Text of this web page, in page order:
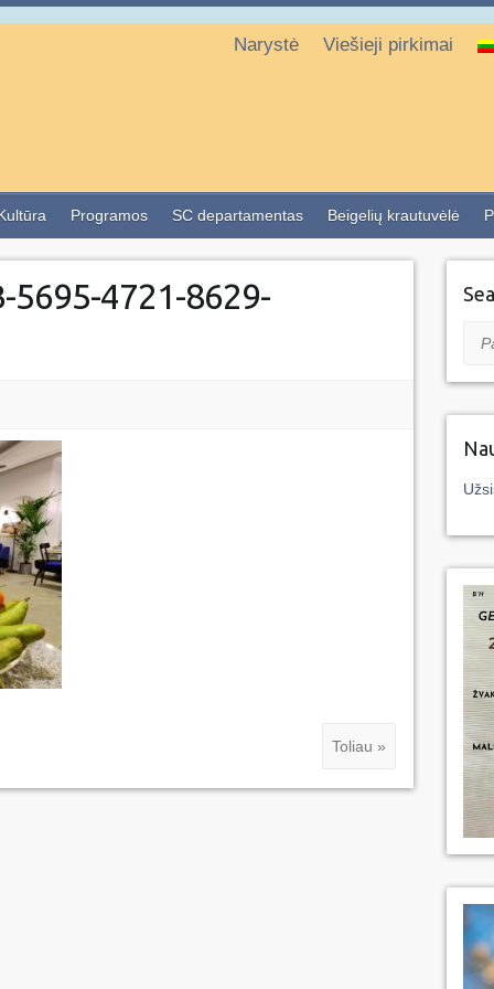
Narystė Viešieji pirkimai
Programos SC departamentas Beigelių krautuvėlė
5695-4721-8629-
Toliau »